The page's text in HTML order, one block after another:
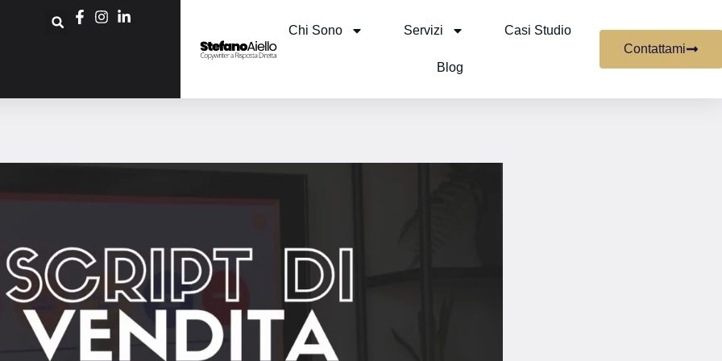
Chi Sono Servizi Casi Studio
Blog
Contattami